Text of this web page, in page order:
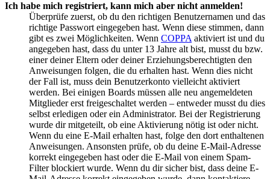
Ich habe mich registriert, kann mich aber nicht anmelden!
Überprüfe zuerst, ob du den richtigen Benutzernamen und das
richtige Passwort eingegeben hast. Wenn diese stimmen, dann
gibt es zwei Möglichkeiten. Wenn COPPA aktiviert ist und du
angegeben hast, dass du unter 13 Jahre alt bist, musst du bzw.
einer deiner Eltern oder deiner Erziehungsberechtigten den
Anweisungen folgen, die du erhalten hast. Wenn dies nicht
der Fall ist, muss dein Benutzerkonto vielleicht aktiviert
werden. Bei einigen Boards müssen alle neu angemeldeten
Mitglieder erst freigeschaltet werden – entweder musst du dies
selbst erledigen oder ein Administrator. Bei der Registrierung
wurde dir mitgeteilt, ob eine Aktivierung nötig ist oder nicht.
Wenn du eine E-Mail erhalten hast, folge den dort enthaltenen
Anweisungen. Ansonsten prüfe, ob du deine E-Mail-Adresse
korrekt eingegeben hast oder die E-Mail von einem Spam-
Filter blockiert wurde. Wenn du dir sicher bist, dass deine E-